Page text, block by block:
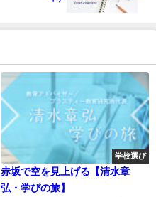
学校選び
赤坂で空を見上げる【清水章
弘・学びの旅】